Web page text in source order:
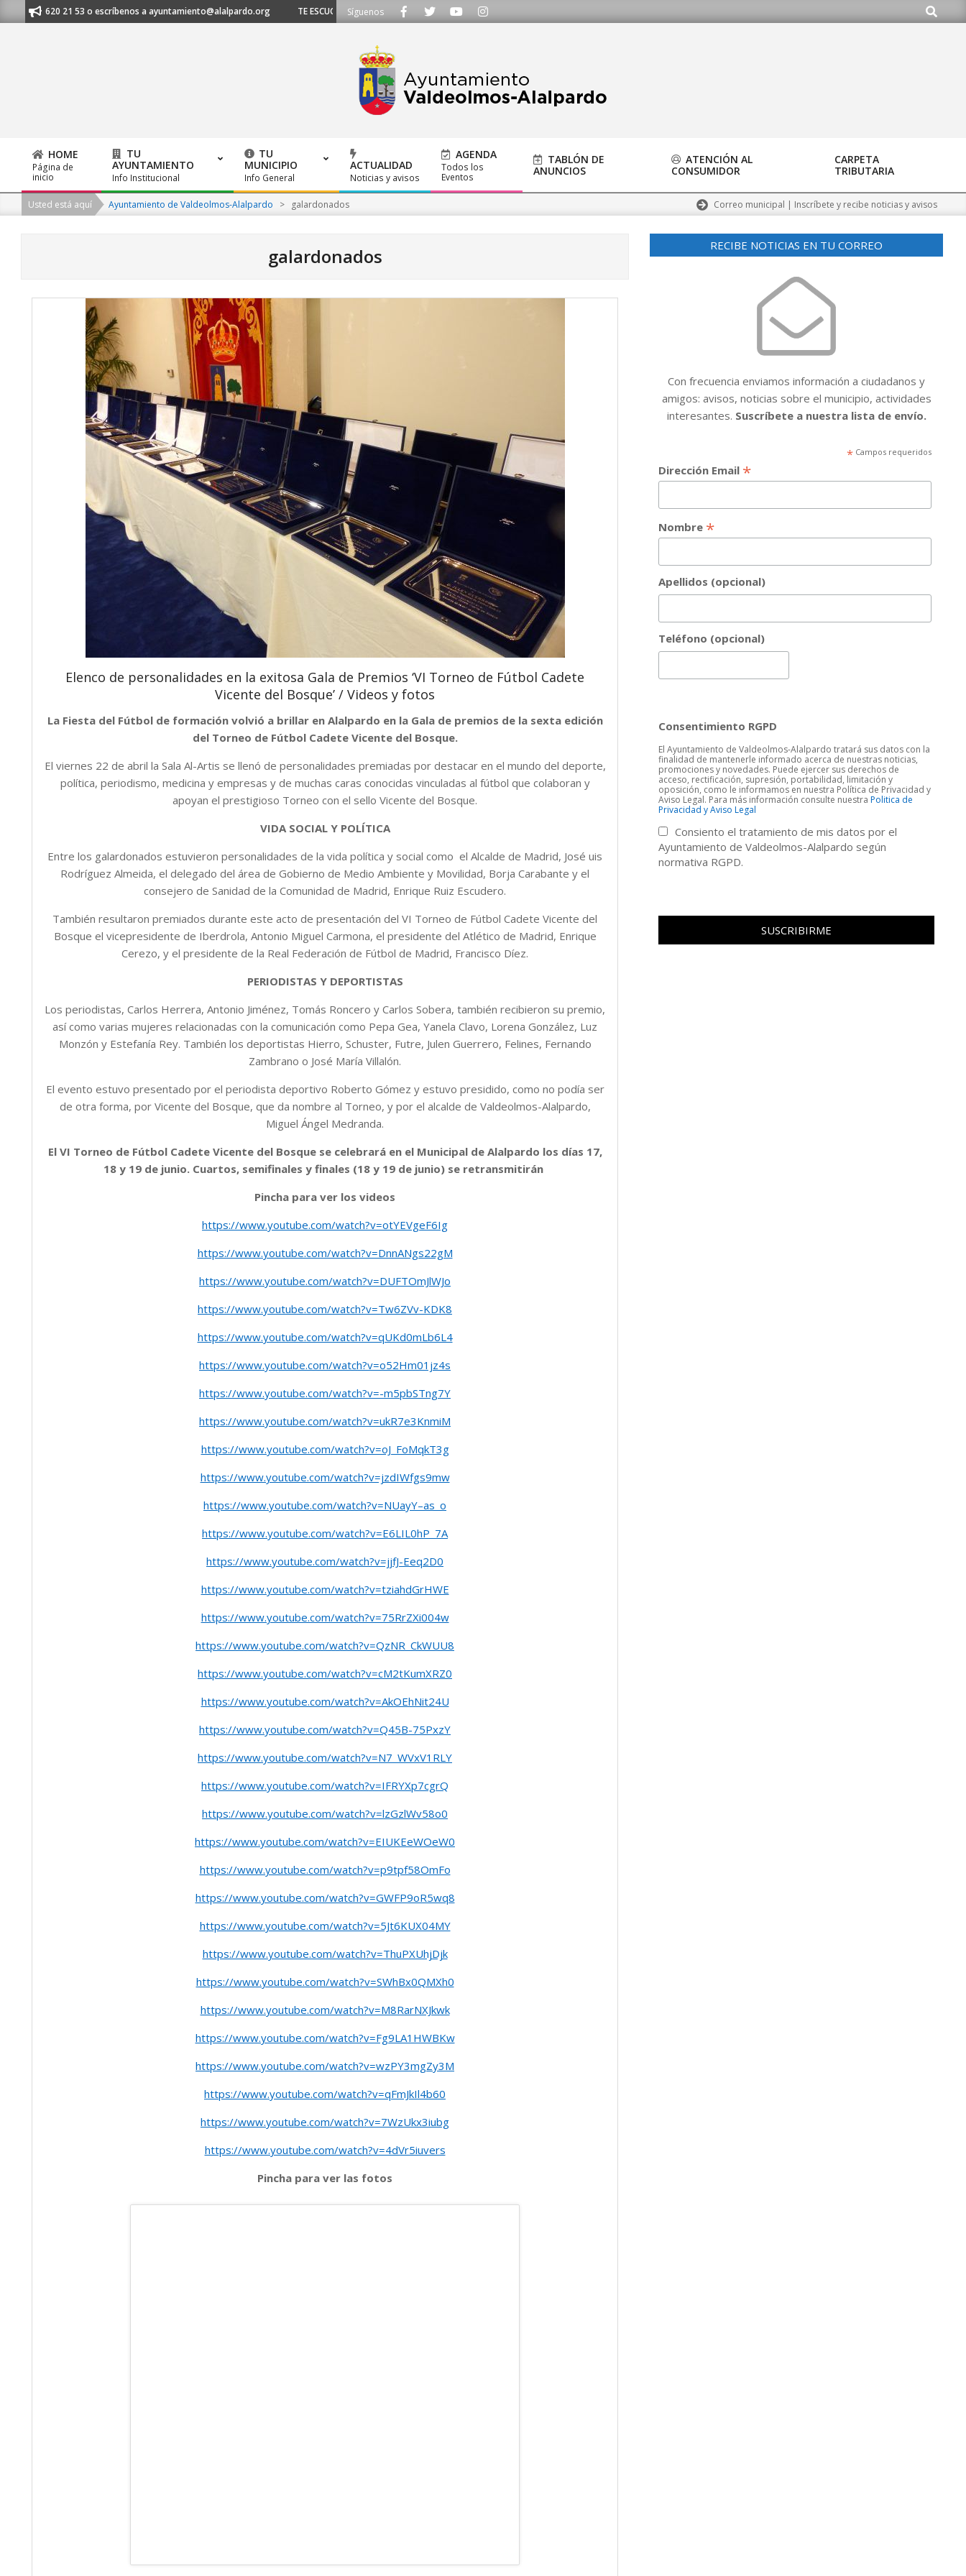
to
al 91 620 21 53 o escríbenos a ayuntamiento@alalpardo.org TE ESCUCHAMOS - Llámanos al 91 620 21 53 o escríbenos a ayuntamiento@alalpardo.org
Síguenos Buscar
Primary
Navigation
Menu
HOME
Página de
inicio
TU
AYUNTAMIENTO
Info Institucional
TU
MUNICIPIO
Info General
ACTUALIDAD
Noticias y avisos
AGENDA
Todos los
Eventos
TABLÓN DE
ANUNCIOS
ATENCIÓN AL
CONSUMIDOR
CARPETA
TRIBUTARIA
Usted está aquí Ayuntamiento de Valdeolmos-Alalpardo > galardonados Correo municipal | Inscríbete y recibe noticias y avisos
galardonados
Elenco de personalidades en la exitosa Gala de Premios ‘VI Torneo de Fútbol Cadete
Vicente del Bosque’ / Videos y fotos
La Fiesta del Fútbol de formación volvió a brillar en Alalpardo en la Gala de premios de la sexta edición
del Torneo de Fútbol Cadete Vicente del Bosque.
El viernes 22 de abril la Sala Al-Artis se llenó de personalidades premiadas por destacar en el mundo del deporte,
política, periodismo, medicina y empresas y de muchas caras conocidas vinculadas al fútbol que colaboran y
apoyan el prestigioso Torneo con el sello Vicente del Bosque.
VIDA SOCIAL Y POLÍTICA
Entre los galardonados estuvieron personalidades de la vida política y social como el Alcalde de Madrid, José uis
Rodríguez Almeida, el delegado del área de Gobierno de Medio Ambiente y Movilidad, Borja Carabante y el
consejero de Sanidad de la Comunidad de Madrid, Enrique Ruiz Escudero.
También resultaron premiados durante este acto de presentación del VI Torneo de Fútbol Cadete Vicente del
Bosque el vicepresidente de Iberdrola, Antonio Miguel Carmona, el presidente del Atlético de Madrid, Enrique
Cerezo, y el presidente de la Real Federación de Fútbol de Madrid, Francisco Díez.
PERIODISTAS Y DEPORTISTAS
Los periodistas, Carlos Herrera, Antonio Jiménez, Tomás Roncero y Carlos Sobera, también recibieron su premio,
así como varias mujeres relacionadas con la comunicación como Pepa Gea, Yanela Clavo, Lorena González, Luz
Monzón y Estefanía Rey. También los deportistas Hierro, Schuster, Futre, Julen Guerrero, Felines, Fernando
Zambrano o José María Villalón.
El evento estuvo presentado por el periodista deportivo Roberto Gómez y estuvo presidido, como no podía ser
de otra forma, por Vicente del Bosque, que da nombre al Torneo, y por el alcalde de Valdeolmos-Alalpardo,
Miguel Ángel Medranda.
El VI Torneo de Fútbol Cadete Vicente del Bosque se celebrará en el Municipal de Alalpardo los días 17,
18 y 19 de junio. Cuartos, semifinales y finales (18 y 19 de junio) se retransmitirán
Pincha para ver los videos
https://www.youtube.com/watch?v=otYEVgeF6Ig
https://www.youtube.com/watch?v=DnnANgs22gM
https://www.youtube.com/watch?v=DUFTOmJlWJo
https://www.youtube.com/watch?v=Tw6ZVv-KDK8
https://www.youtube.com/watch?v=qUKd0mLb6L4
https://www.youtube.com/watch?v=o52Hm01jz4s
https://www.youtube.com/watch?v=-m5pbSTng7Y
https://www.youtube.com/watch?v=ukR7e3KnmiM
https://www.youtube.com/watch?v=oJ_FoMqkT3g
https://www.youtube.com/watch?v=jzdIWfgs9mw
https://www.youtube.com/watch?v=NUayY–as_o
https://www.youtube.com/watch?v=E6LIL0hP_7A
https://www.youtube.com/watch?v=jjfJ-Eeq2D0
https://www.youtube.com/watch?v=tziahdGrHWE
https://www.youtube.com/watch?v=75RrZXi004w
https://www.youtube.com/watch?v=QzNR_CkWUU8
https://www.youtube.com/watch?v=cM2tKumXRZ0
https://www.youtube.com/watch?v=AkOEhNit24U
https://www.youtube.com/watch?v=Q45B-75PxzY
https://www.youtube.com/watch?v=N7_WVxV1RLY
https://www.youtube.com/watch?v=IFRYXp7cgrQ
https://www.youtube.com/watch?v=lzGzlWv58o0
https://www.youtube.com/watch?v=EIUKEeWOeW0
https://www.youtube.com/watch?v=p9tpf58OmFo
https://www.youtube.com/watch?v=GWFP9oR5wq8
https://www.youtube.com/watch?v=5Jt6KUX04MY
https://www.youtube.com/watch?v=ThuPXUhjDjk
https://www.youtube.com/watch?v=SWhBx0QMXh0
https://www.youtube.com/watch?v=M8RarNXJkwk
https://www.youtube.com/watch?v=Fg9LA1HWBKw
https://www.youtube.com/watch?v=wzPY3mgZy3M
https://www.youtube.com/watch?v=qFmJkIl4b60
https://www.youtube.com/watch?v=7WzUkx3iubg
https://www.youtube.com/watch?v=4dVr5iuvers
Pincha para ver las fotos
RECIBE NOTICIAS EN TU CORREO
Con frecuencia enviamos información a ciudadanos y
amigos: avisos, noticias sobre el municipio, actividades
interesantes. Suscríbete a nuestra lista de envío.
* Campos requeridos
Dirección Email *
Nombre *
Apellidos (opcional)
Teléfono (opcional)
Consentimiento RGPD
El Ayuntamiento de Valdeolmos-Alalpardo tratará sus datos con la
finalidad de mantenerle informado acerca de nuestras noticias,
promociones y novedades. Puede ejercer sus derechos de
acceso, rectificación, supresión, portabilidad, limitación y
oposición, como le informamos en nuestra Política de Privacidad y
Aviso Legal. Para más información consulte nuestraPolitica de
Privacidad y Aviso Legal
Consiento el tratamiento de mis datos por el
Ayuntamiento de Valdeolmos-Alalpardo según
normativa RGPD.